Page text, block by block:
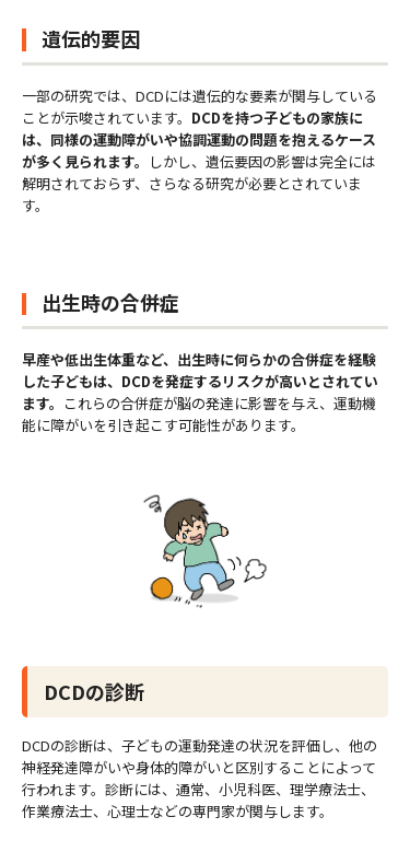
遺伝的要因
一部の研究では、DCDには遺伝的な要素が関与している
ことが示唆されています。 DCDを持つ子どもの家族に
は、同様の運動障がいや協調運動の問題を抱えるケース
が多く見られます。
しかし、遺伝要因の影響は完全には
解明されておらず、さらなる研究が必要とされていま
す。
出生時の合併症
早産や低出生体重など、出生時に何らかの合併症を経験
した子どもは、DCDを発症するリスクが高いとされてい
ます。 これらの合併症が脳の発達に影響を与え、運動機
能に障がいを引き起こす可能性があります。
DCDの診断
DCDの診断は、子どもの運動発達の状況を評価し、他の
神経発達障がいや身体的障がいと区別することによって
行われます。診断には、通常、小児科医、理学療法士、
作業療法士、心理士などの専門家が関与します。